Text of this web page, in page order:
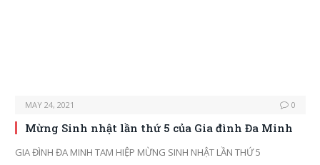
MAY 24, 2021 0
Mừng Sinh nhật lần thứ 5 của Gia đình Đa Minh
GIA ĐÌNH ĐA MINH TAM HIỆP MỪNG SINH NHẬT LẦN THỨ 5